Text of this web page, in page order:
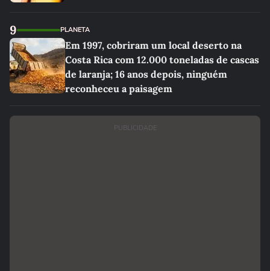
9 PLANETA
Em 1997, cobriram um local deserto na
Costa Rica com 12.000 toneladas de cascas
de laranja; 16 anos depois, ninguém
reconheceu a paisagem
PUBLICIDADE